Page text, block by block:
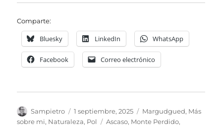
Comparte:
Bluesky LinkedIn WhatsApp
Facebook Correo electrónico
Autor
Sampietro
Publicado
el
1 septiembre, 2025 Categorías
Margudgued, Más
sobre mi, Naturaleza, Pol Etiquetas
Ascaso, Monte Perdido,